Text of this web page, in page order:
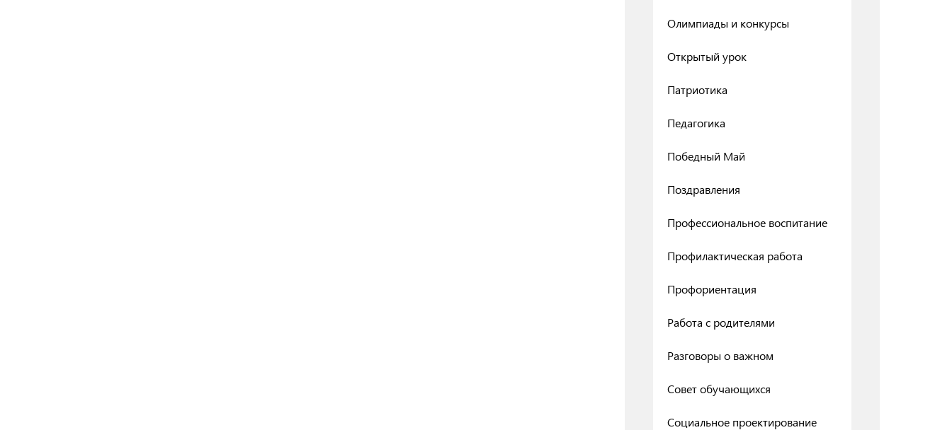
Олимпиады и конкурсы
Открытый урок
Патриотика
Педагогика
Победный Май
Поздравления
Профессиональное воспитание
Профилактическая работа
Профориентация
Работа с родителями
Разговоры о важном
Совет обучающихся
Социальное проектирование